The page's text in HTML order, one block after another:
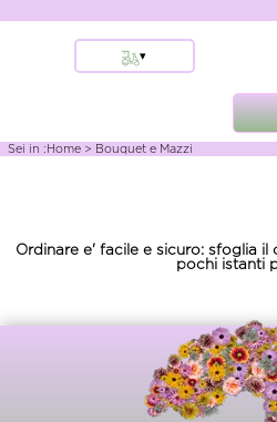
▾
Acireale
Altre localita'
Zafferana Etnea
Sei in :Home > Bouquet e Mazzi
Ordinare e' facile e sicuro: sfoglia
pochi istanti